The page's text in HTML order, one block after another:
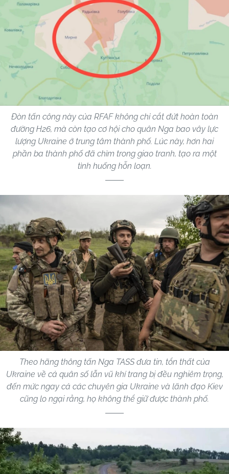
Đòn tấn công này của RFAF không chỉ cắt đứt hoàn toàn
đường H26, mà còn tạo cơ hội cho quân Nga bao vây lực
lượng Ukraine ở trung tâm thành phố. Lúc này, hơn hai
phần ba thành phố đã chìm trong giao tranh, tạo ra một
tình huống hỗn loạn.
Theo hãng thông tấn Nga TASS đưa tin, tổn thất của
Ukraine về cả quân số lẫn vũ khí trang bị đều nghiêm trọng,
đến mức ngay cả các chuyên gia Ukraine và lãnh đạo Kiev
cũng lo ngại rằng, họ không thể giữ được thành phố.